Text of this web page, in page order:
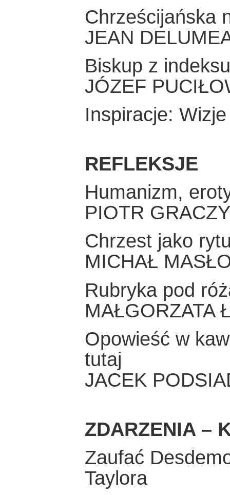
Chrześcijańska
JEAN
Biskup z
JÓZEF
Inspiracje:
REFLEKSJE
Humanizm,
PIOTR
Chrzest jako
MICHAŁ
Rubryka pod
MAŁGORZATA
Opowieść w
tutaj
JACEK
ZDARZENIA –
Zaufać
Taylora